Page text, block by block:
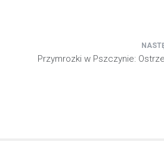
Przymrozki w Pszczynie: